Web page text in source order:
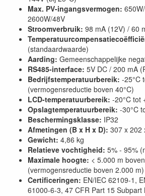
Max. PV-ingangsvermogen:
2600W/48V
Stroomverbruik: 98 mA (12V) / 60
(standaardwaarde)
Aarding: Gemeenschappelijke
RS485-interface: 5V DC / 200 mA
Bedrijfstemperatuurbereik: -25°C
(vermogensreductie boven 40°C)
LCD-temperatuurbereik: -20°C tot
Opslagtemperatuurbereik: -30°C
Beschermingsklasse: IP32
Afmetingen (B x H x D): 307 x 202
Gewicht: 4,86 kg
Relatieve vochtigheid: 5% - 95%
Maximale hoogte: < 5.000 m
(vermogensreductie boven 2.000 m)
Certificeringen: EN/IEC 62109-1,
61000-6-3, 47 CFR Part 15 Subpart